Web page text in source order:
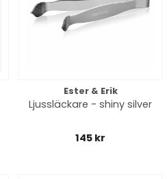
Ester & Erik
Ljussläckare - shiny silver
145 kr